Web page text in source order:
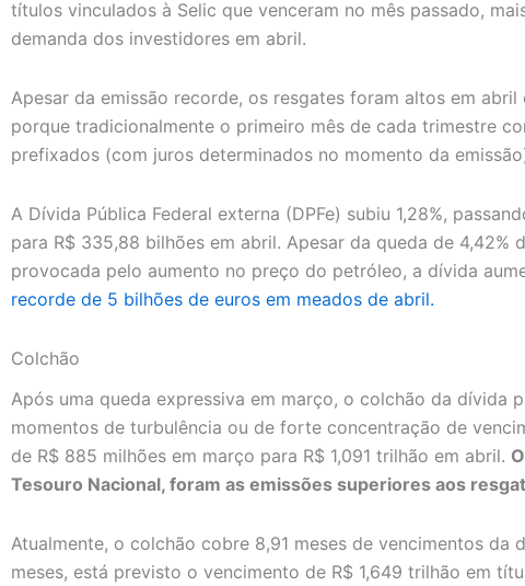
títulos vinculados à Selic que venceram no mês passado,
demanda dos investidores em abril.
Apesar da emissão recorde, os resgates foram altos em abril
porque tradicionalmente o primeiro mês de cada trimestre
prefixados (com juros determinados no momento da
A Dívida Pública Federal externa (DPFe) subiu 1,28%,
para R$ 335,88 bilhões em abril. Apesar da queda de 4,42%
provocada pelo aumento no preço do petróleo, a dívida
recorde de 5 bilhões de euros em meados de abril.
Colchão
Após uma queda expressiva em março, o colchão da dívida
momentos de turbulência ou de forte concentração de
de R$ 885 milhões em março para R$ 1,091 trilhão em abril.
Tesouro Nacional, foram as emissões superiores aos
Atualmente, o colchão cobre 8,91 meses de vencimentos da
meses, está previsto o vencimento de R$ 1,649 trilhão em